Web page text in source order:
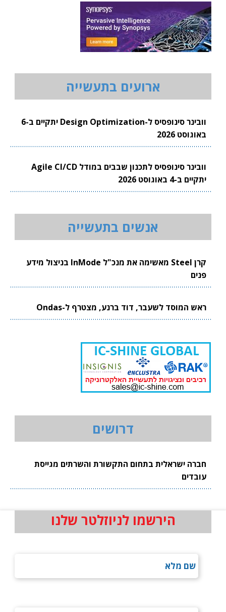
ארועים בתעשייה
וובינר סינופסיס ל-Design Optimization יתקיים ב-6
באוגוסט 2026
וובינר סינופסיס לתכנון שבבים במודל Agile CI/CD
יתקיים ב-4 באוגוסט 2026
אנשים בתעשייה
קרן Steel מאשימה את מנכ"ל InMode בניצול מידע
פנים
ראש המוסד לשעבר, דוד ברנע, מצטרף ל-Ondas
דרושים
חברה ישראלית בתחום התקשורת והשרתים מגייסת
עובדים
הירשמו לניוזלטר שלנו